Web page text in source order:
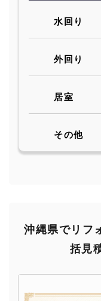
水回り
外回り
居室
その他
沖縄県でリフ
括見